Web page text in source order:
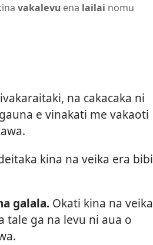
vakalevu ena lailai nomu
na cakacaka ni
e vinakati me vakaoti
kina na veika era bibi
galala.Okati kina na veika
tale ga na levu ni aua o